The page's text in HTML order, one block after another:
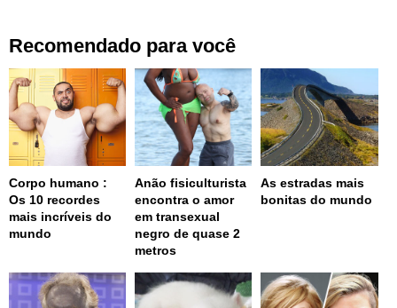
Recomendado para você
Corpo humano :
Os 10 recordes
mais incríveis do
mundo
Anão fisiculturista
encontra o amor
em transexual
negro de quase 2
metros
As estradas mais
bonitas do mundo